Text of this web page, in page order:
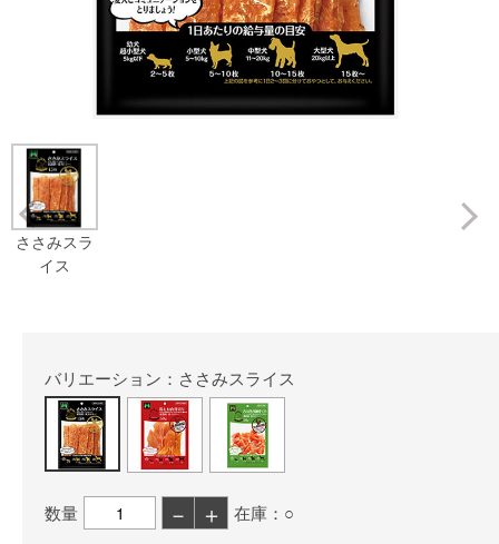
ささみスラ
イス
Prev
バリエーション：ささみスライス
数量 － ＋
在庫：○